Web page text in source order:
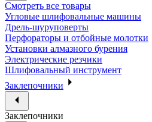
Смотреть все товары
Угловые шлифовальные машины
Дрель-шуруповерты
Перфораторы и отбойные молотки
Установки алмазного бурения
Электрические резчики
Шлифовальный инструмент
Заклепочники
Заклепочники